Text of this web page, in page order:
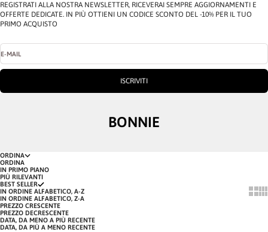
REGISTRATI ALLA NOSTRA NEWSLETTER, RICEVERAI SEMPRE AGGIORNAMENTI E
OFFERTE DEDICATE. IN PIÙ OTTIENI UN CODICE SCONTO DEL -10% PER IL TUO
PRIMO ACQUISTO
E-MAIL
ISCRIVITI
BONNIE
ORDINA
ORDINA
IN PRIMO PIANO
PIÙ RILEVANTI
BEST SELLER
IN ORDINE ALFABETICO, A-Z
IN ORDINE ALFABETICO, Z-A
PREZZO CRESCENTE
PREZZO DECRESCENTE
DATA, DA MENO A PIÙ RECENTE
DATA, DA PIÙ A MENO RECENTE